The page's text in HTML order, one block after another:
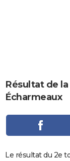
Carte de Noël
Carte Bonne année
Carte Saint-Valentin
Carte Pâques
Carte d'anniversaire
DICTIONNAIRE
PROGRAMME TV
COPAINS D'AVANT
S'inscrire
Se connecter
Lycées
Collèges
Primaires
Universités
Entreprises
Service militaire
Avis de recherche
AVIS DE DÉCÈS
Résultat de
Écharmeaux
Le résultat du 2e